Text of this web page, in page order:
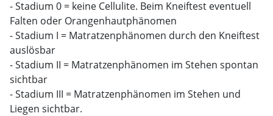
- Stadium 0 = keine Cellulite. Beim Kneiftest eventuell
Falten oder Orangenhautphänomen
- Stadium I = Matratzenphänomen durch den Kneiftest
auslösbar
- Stadium II = Matratzenphänomen im Stehen spontan
sichtbar
- Stadium III = Matratzenphänomen im Stehen und
Liegen sichtbar.